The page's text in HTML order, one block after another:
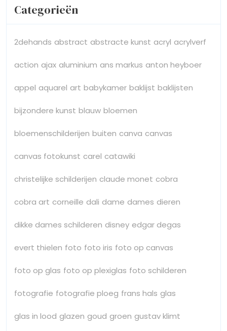
Categorieën
2dehands abstract abstracte kunst acryl acrylverf
action ajax aluminium ans markus anton heyboer
appel aquarel art babykamer baklijst baklijsten
bijzondere kunst blauw bloemen
bloemenschilderijen buiten canva canvas
canvas fotokunst carel catawiki
christelijke schilderijen claude monet cobra
cobra art corneille dali dame dames dieren
dikke dames schilderen disney edgar degas
evert thielen foto foto iris foto op canvas
foto op glas foto op plexiglas foto schilderen
fotografie fotografie ploeg frans hals glas
glas in lood glazen goud groen gustav klimt